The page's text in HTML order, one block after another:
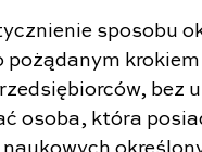
sposobu
bez
osoba, która